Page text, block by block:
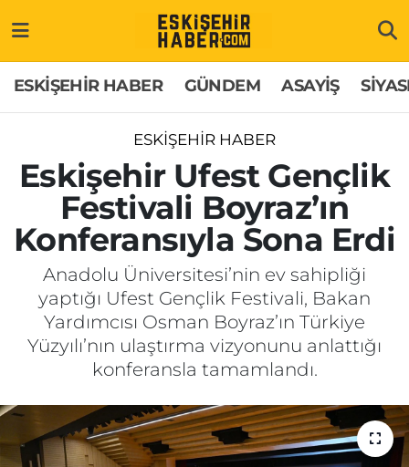
ESKİŞEHİR HABER GÜNDEM ASAYİŞ
ESKİŞEHİR HABER
Eskişehir Ufest Gençlik
Festivali Boyraz’ın
Konferansıyla Sona Erdi
Anadolu Üniversitesi’nin ev sahipliği
yaptığı Ufest Gençlik Festivali, Bakan
Yardımcısı Osman Boyraz’ın Türkiye
Yüzyılı’nın ulaştırma vizyonunu anlattığı
konferansla tamamlandı.
GÜNDEM
ASAYİŞ
SİYASET
EKONOMİ
SAĞLIK
EĞİTİM
MAGAZİN
Hakkımızda
İletişim
Künye
Odunpazarı Trafik Yoğunluk Haritası
Süper Lig Puan Durumu ve Fikstür
Tüm Manşetler
Son Dakika Haberleri
Haber Arşivi